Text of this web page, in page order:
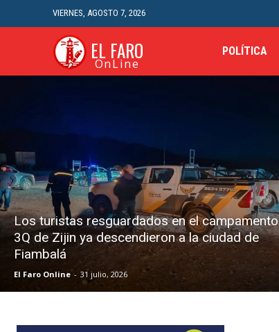
VIERNES, AGOSTO 7, 2026
EL FARO
OnLine
POLÍTICA
Los turistas resguardados en el campamento
3Q de Zijin ya descendieron a la ciudad de
Fiambalá
El Faro Online - 31 julio, 2026